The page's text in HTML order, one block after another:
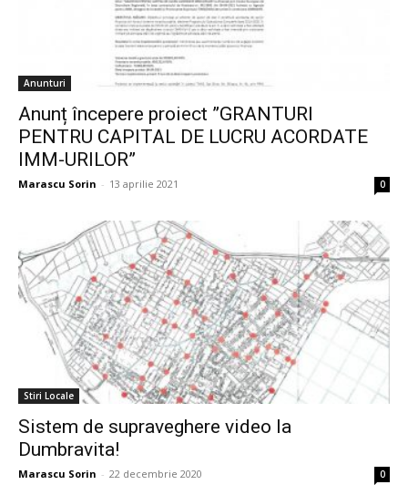
Anunturi
Anunț începere proiect ”GRANTURI
PENTRU CAPITAL DE LUCRU ACORDATE
IMM-URILOR”
Marascu Sorin - 13 aprilie 2021 0
Stiri Locale
Sistem de supraveghere video la
Dumbravita!
Marascu Sorin - 22 decembrie 2020 0